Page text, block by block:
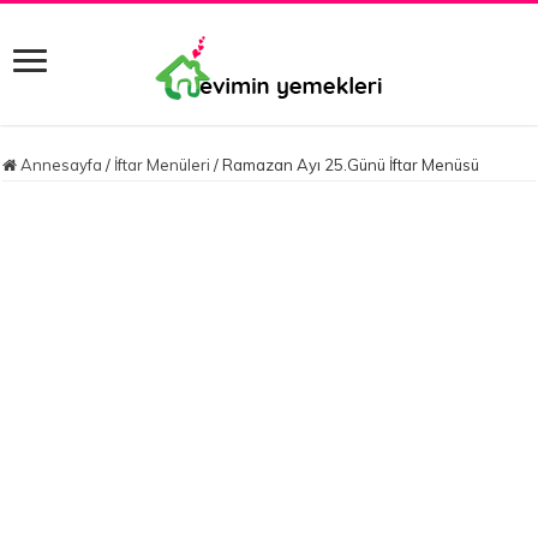
Annesayfa / İftar Menüleri / Ramazan Ayı 25.Günü İftar Menüsü